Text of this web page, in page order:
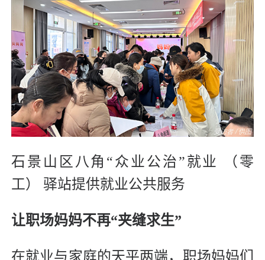
石景山区八角“众业公治”就业 （零
工） 驿站提供就业公共服务
让职场妈妈不再“夹缝求生”
在就业与家庭的天平两端，职场妈妈们